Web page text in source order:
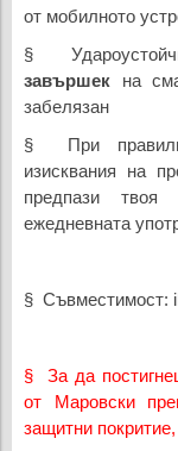
от мобилното
§
завършек на
забелязан
§ При
изисквания на
предпази
ежедневната
§ Съвместимост:
§ За да
от Маровски
защитни